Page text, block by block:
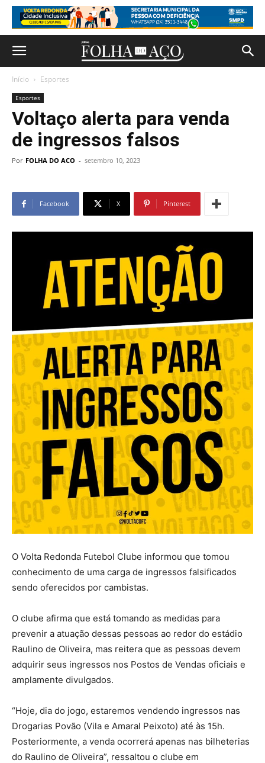
Início Esportes
Esportes
Voltaço alerta para venda
de ingressos falsos
Por FOLHA DO ACO - setembro 10, 2023
Facebook X Pinterest
O Volta Redonda Futebol Clube informou que tomou
conhecimento de uma carga de ingressos falsificados
sendo oferecidos por cambistas.
O clube afirma que está tomando as medidas para
prevenir a atuação dessas pessoas ao redor do estádio
Raulino de Oliveira, mas reitera que as pessoas devem
adquirir seus ingressos nos Postos de Vendas oficiais e
amplamente divulgados.
“Hoje, dia do jogo, estaremos vendendo ingressos nas
Drogarias Povão (Vila e Amaral Peixoto) até às 15h.
Posteriormente, a venda ocorrerá apenas nas bilheterias
do Raulino de Oliveira”, ressaltou o clube em